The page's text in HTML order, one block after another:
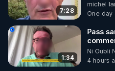
7:28
michel
One day
1:34
Pass
France
Ni Oubli
4 hours